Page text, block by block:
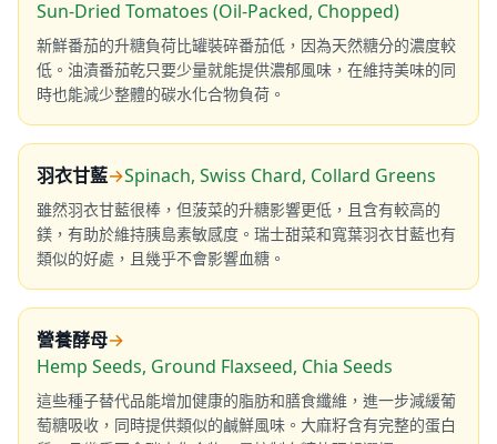
Sun-Dried Tomatoes (Oil-Packed, Chopped)
新鮮番茄的升糖負荷比罐裝碎番茄低，因為天然糖分的濃度較
低。油漬番茄乾只要少量就能提供濃郁風味，在維持美味的同
時也能減少整體的碳水化合物負荷。
羽衣甘藍→Spinach, Swiss Chard, Collard Greens
雖然羽衣甘藍很棒，但菠菜的升糖影響更低，且含有較高的
鎂，有助於維持胰島素敏感度。瑞士甜菜和寬葉羽衣甘藍也有
類似的好處，且幾乎不會影響血糖。
營養酵母→
Hemp Seeds, Ground Flaxseed, Chia Seeds
這些種子替代品能增加健康的脂肪和膳食纖維，進一步減緩葡
萄糖吸收，同時提供類似的鹹鮮風味。大麻籽含有完整的蛋白